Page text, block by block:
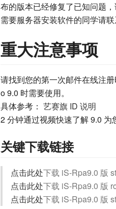
布的版本已经修复了已知问题
需要服务器安装软件的同学请联
重大注意事项
请找到您的第一次邮件在线注
o 9.0 时需要使用。
具体参考： 艺赛旗 ID 说明
2 分钟通过视频快速了解 9.0 为
关键下载链接
点击此处下载 iS-Rpa9.0 版
点击此处下载 iS-Rpa9.0 版
点击此处下载 iS-Rpa9.0 版